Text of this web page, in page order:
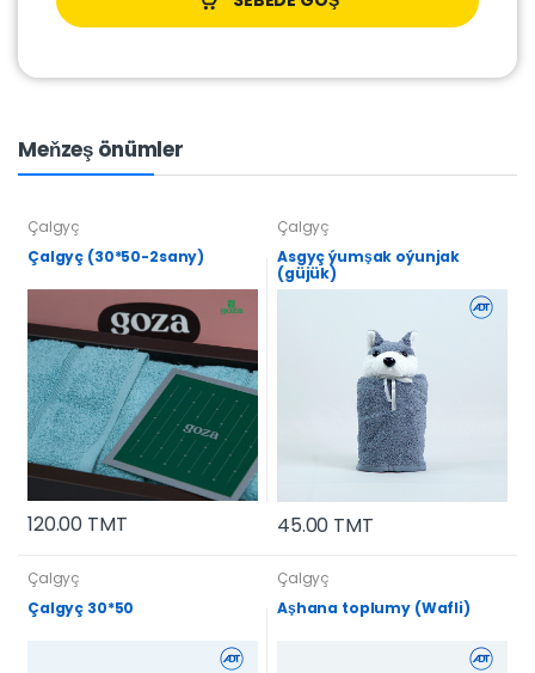
Meňzeş önümler
Çalgyç
Çalgyç (30*50-2sany)
120.00 TMT
Çalgyç
Asgyç ýumşak oýunjak
(güjük)
45.00 TMT
Çalgyç
Çalgyç 30*50
Çalgyç
Aşhana toplumy (Wafli)